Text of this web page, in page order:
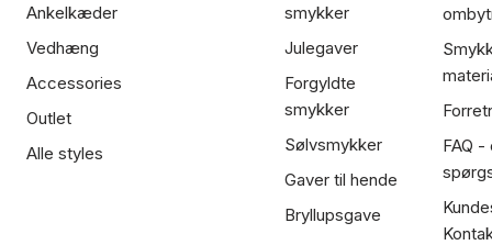
Ankelkæder
Vedhæng
Accessories
Outlet
Alle styles
smykker
Julegaver
Forgyldte
smykker
Sølvsmykker
Gaver til hende
Bryllupsgave
FAQ